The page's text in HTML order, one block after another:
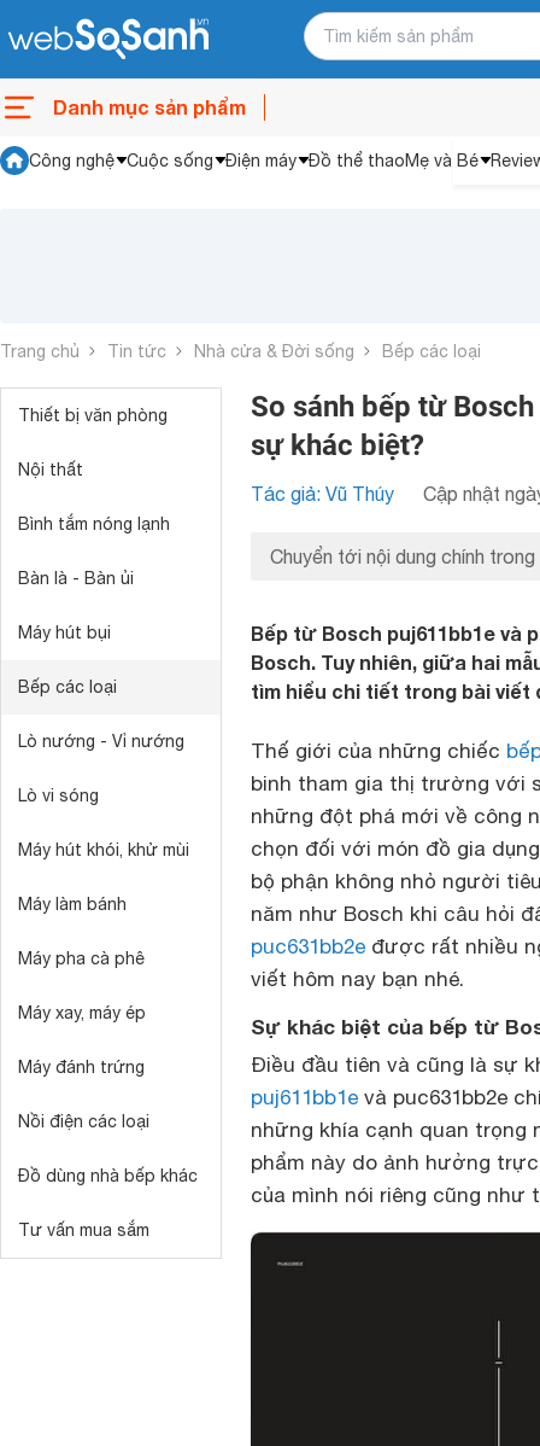
Danh mục sản phẩm
Công nghệ Cuộc sống Điện máy Đồ thể thaoMẹ và Bé
Trang chủ Tin tức Nhà cửa & Đời sống Bếp các loại
Thiết bị văn phòng
Nội thất
Bình tắm nóng lạnh
Bàn là - Bàn ủi
Máy hút bụi
Bếp các loại
Lò nướng - Vỉ nướng
Lò vi sóng
Máy hút khói, khử mùi
Máy làm bánh
Máy pha cà phê
Máy xay, máy ép
Máy đánh trứng
Nồi điện các loại
Đồ dùng nhà bếp khác
Tư vấn mua sắm
So sánh bếp từ
sự khác biệt?
Tác giả: Vũ Thúy Cập nhật
Chuyển tới nội dung chính trong
Bếp từ Bosch puj611bb1e và
Bosch. Tuy nhiên, giữa hai
tìm hiểu chi tiết trong bài viết
Thế giới của những chiếc
binh tham gia thị trường với
những đột phá mới về công
chọn đối với món đồ gia
bộ phận không nhỏ người
năm như Bosch khi câu hỏi
puc631bb2e được rất nhiều
viết hôm nay bạn nhé.
Sự khác biệt của bếp từ
Điều đầu tiên và cũng là sự
puj611bb1e và puc631bb2e
những khía cạnh quan trọng
phẩm này do ảnh hưởng
của mình nói riêng cũng như